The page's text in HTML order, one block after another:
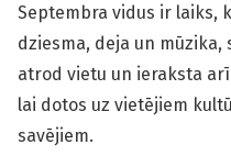
Septembra vidus ir laiks,
dziesma, deja un
atrod vietu un ieraksta
lai dotos uz vietējiem
savējiem.